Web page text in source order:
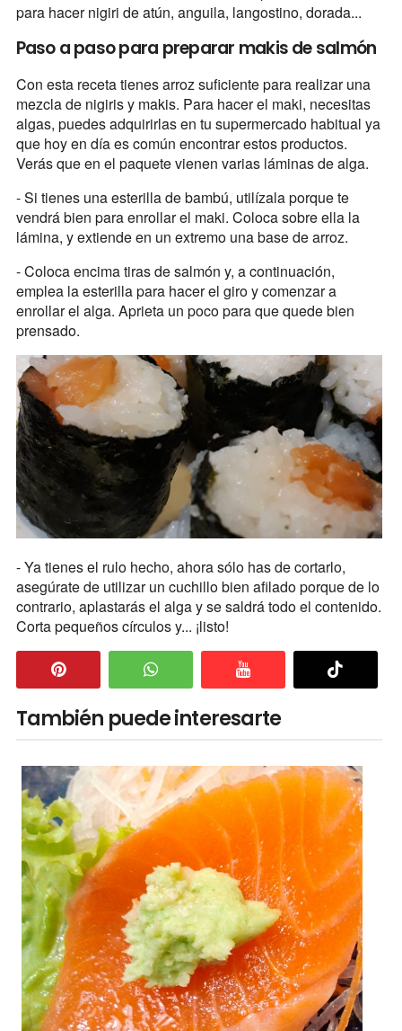
para hacer nigiri de atún, anguila, langostino, dorada...
Paso a paso para preparar makis de salmón
Con esta receta tienes arroz suficiente para realizar una
mezcla de nigiris y makis. Para hacer el maki, necesitas
algas, puedes adquirirlas en tu supermercado habitual ya
que hoy en día es común encontrar estos productos.
Verás que en el paquete vienen varias láminas de alga.
- Si tienes una esterilla de bambú, utilízala porque te
vendrá bien para enrollar el maki. Coloca sobre ella la
lámina, y extiende en un extremo una base de arroz.
- Coloca encima tiras de salmón y, a continuación,
emplea la esterilla para hacer el giro y comenzar a
enrollar el alga. Aprieta un poco para que quede bien
prensado.
- Ya tienes el rulo hecho, ahora sólo has de cortarlo,
asegúrate de utilizar un cuchillo bien afilado porque de lo
contrario, aplastarás el alga y se saldrá todo el contenido.
Corta pequeños círculos y... ¡listo!
También puede interesarte